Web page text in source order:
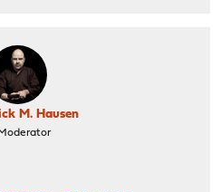
M. Hausen
Moderator